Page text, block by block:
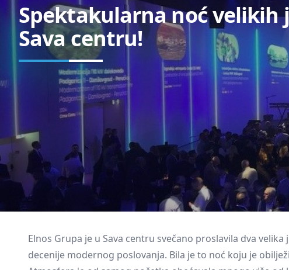
Spektakularna noć velikih
Sava centru!
Elnos Grupa je u Sava centru svečano proslavila dva
decenije modernog poslovanja. Bila je to noć koju je